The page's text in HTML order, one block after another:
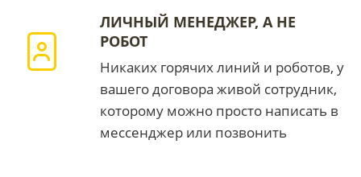
ЛИЧНЫЙ МЕНЕДЖЕР, А НЕ
РОБОТ
Никаких горячих линий и роботов, у
вашего договора живой сотрудник,
которому можно просто написать в
мессенджер или позвонить